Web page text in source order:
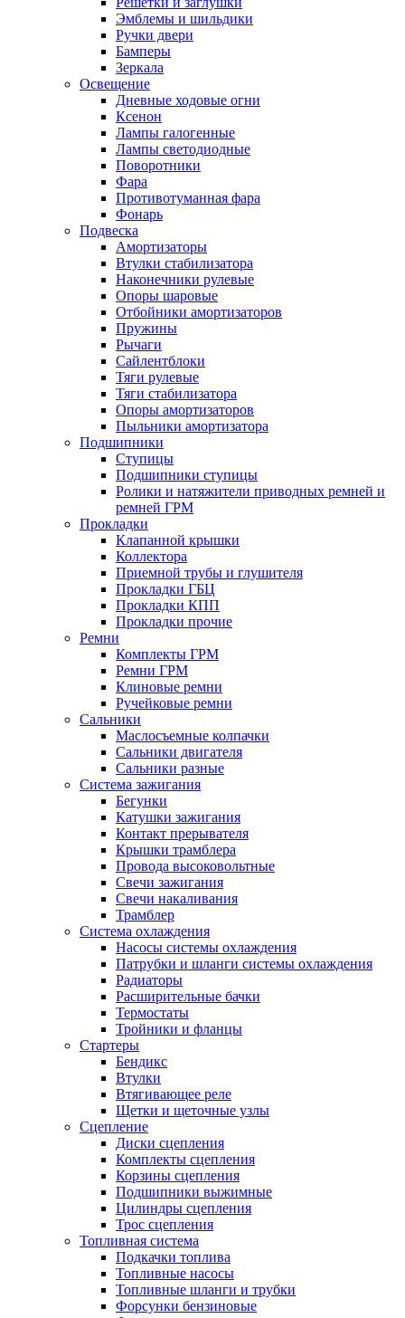
Эмблемы и шильдики
Ручки двери
Бамперы
Зеркала
Освещение
Дневные ходовые огни
Ксенон
Лампы галогенные
Лампы светодиодные
Поворотники
Фара
Противотуманная фара
Фонарь
Подвеска
Амортизаторы
Втулки стабилизатора
Наконечники рулевые
Опоры шаровые
Отбойники амортизаторов
Пружины
Рычаги
Сайлентблоки
Тяги рулевые
Тяги стабилизатора
Опоры амортизаторов
Пыльники амортизатора
Подшипники
Ступицы
Подшипники ступицы
Ролики и натяжители приводных ремней и
ремней ГРМ
Прокладки
Клапанной крышки
Коллектора
Приемной трубы и глушителя
Прокладки ГБЦ
Прокладки КПП
Прокладки прочие
Ремни
Комплекты ГРМ
Ремни ГРМ
Клиновые ремни
Ручейковые ремни
Сальники
Маслосъемные колпачки
Сальники двигателя
Сальники разные
Система зажигания
Бегунки
Катушки зажигания
Контакт прерывателя
Крышки трамблера
Провода высоковольтные
Свечи зажигания
Свечи накаливания
Трамблер
Система охлаждения
Насосы системы охлаждения
Патрубки и шланги системы охлаждения
Радиаторы
Расширительные бачки
Термостаты
Тройники и фланцы
Стартеры
Бендикс
Втулки
Втягивающее реле
Щетки и щеточные узлы
Сцепление
Диски сцепления
Комплекты сцепления
Корзины сцепления
Подшипники выжимные
Цилиндры сцепления
Трос сцепления
Топливная система
Подкачки топлива
Топливные насосы
Топливные шланги и трубки
Форсунки бензиновые